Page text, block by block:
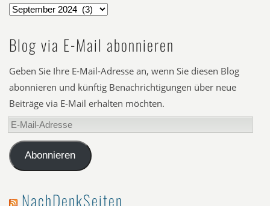
Blog via E-Mail abonnieren
Geben Sie Ihre E-Mail-Adresse an, wenn Sie diesen Blog
abonnieren und künftig Benachrichtigungen über neue
Beiträge via E-Mail erhalten möchten.
E-
Mail-
AdresseAbonnieren
NachDenkSeiten